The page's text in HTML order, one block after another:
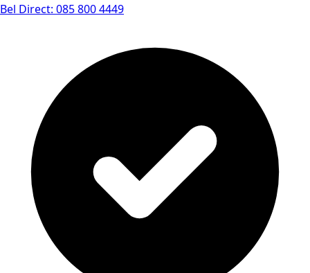
Bel Direct: 085 800 4449